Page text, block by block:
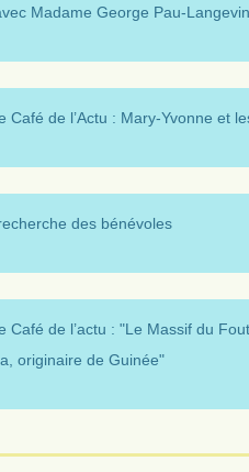
Madame George Pau-
Café de l’Actu : Mary-Yvonne et
des bénévoles
Café de l’actu : "Le Massif du
originaire de Guinée"